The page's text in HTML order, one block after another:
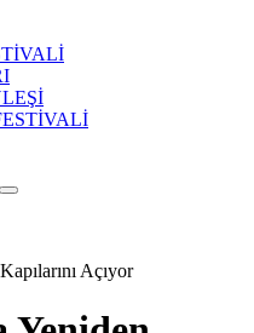
Arama
Açıyor